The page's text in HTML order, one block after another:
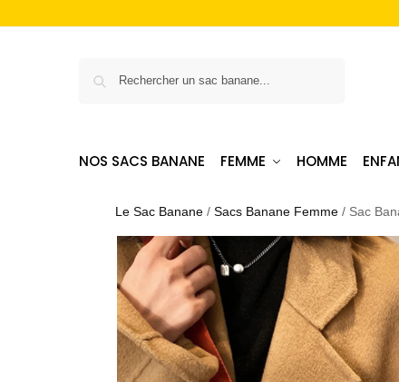
NOS SACS BANANE FEMME HOMME
Le Sac Banane /Sacs Banane Femme / Sac